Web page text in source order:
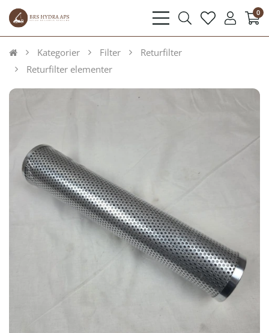
bars
searchheart user 0
Kategorier Filter
Returfilter
Returfilter elementer